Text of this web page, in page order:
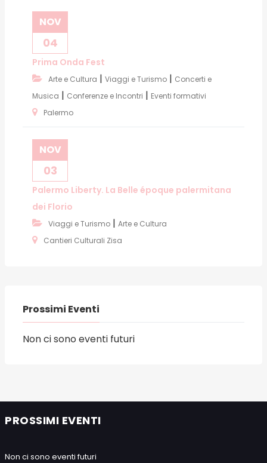
NOV
04
Prima Onda Fest
Arte e Cultura | Viaggi e Turismo | Concerti e
Musica | Conferenze e Incontri | Eventi formativi
Palermo
NOV
03
Palermo Liberty. La Belle époque palermitana
dei Florio
Viaggi e Turismo | Arte e Cultura
Cantieri Culturali Zisa
Prossimi Eventi
Non ci sono eventi futuri
PROSSIMI EVENTI
Non ci sono eventi futuri